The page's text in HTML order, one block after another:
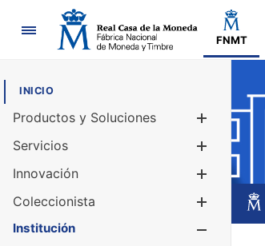
Navegación
FNMT
INICIO
Productos y Soluciones
Servicios
Innovación
Coleccionista
Institución